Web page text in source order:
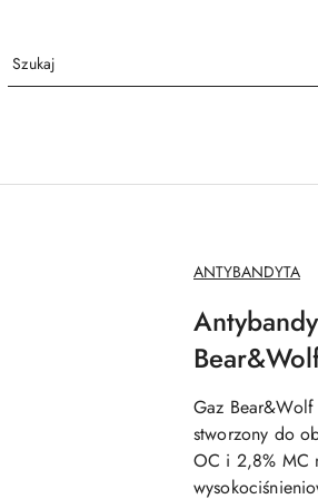
NAZWA
PRODUCENTA:
ANTYBANDYTA
Gaz
stworzony do
OC i 2,8% MC